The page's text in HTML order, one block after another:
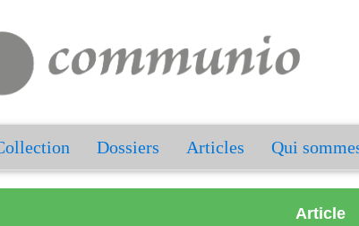
Dossiers Articles Qui
Article